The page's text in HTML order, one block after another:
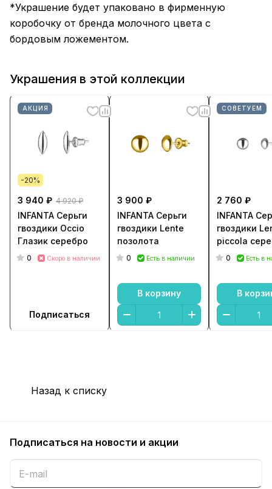
*Украшение будет упаковано в фирменную
коробочку от бренда молочного цвета с
бордовым ложементом.
Украшения в этой коллекции
АКЦИЯ
-20%
3 940 ₽ 4 920 ₽
INFANTA Серьги
гвоздики Occio
Глазик серебро
0 Скоро в наличии
Подписаться
3 900 ₽
INFANTA Серьги
гвоздики Lente
позолота
0 Есть в наличии
В корзину
СОВЕТУЕМ
2 760 ₽
INFANTA
гвоздики
piccola
0 Есть в
В
Назад к списку
Подписаться на новости и акции